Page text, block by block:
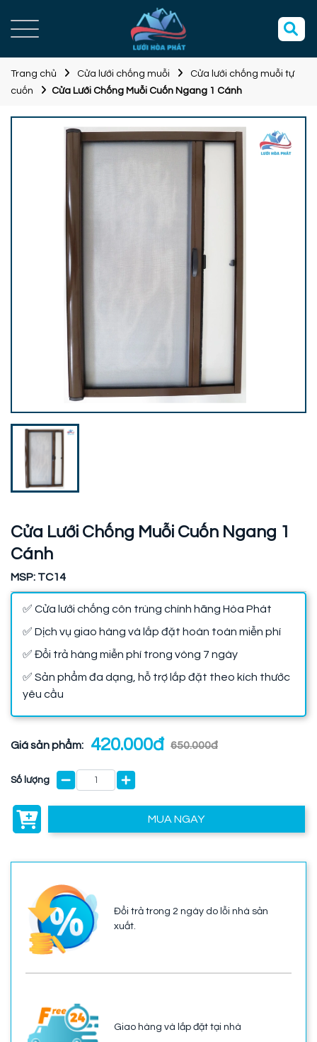
Trang chủ Cửa lưới chống muỗi
Cửa lưới chống muỗi tự
cuốn
Cửa Lưới Chống Muỗi Cuốn Ngang 1 Cánh
Cửa Lưới Chống Muỗi Cuốn Ngang 1
Cánh
MSP: TC14
✅ Cửa lưới chống côn trùng chính hãng Hòa Phát
✅ Dịch vụ giao hàng và lắp đặt hoàn toàn miễn phí
✅ Đổi trả hàng miễn phí trong vòng 7 ngày
✅ Sản phẩm đa dạng, hỗ trợ lắp đặt theo kích thước
yêu cầu
Giá sản phẩm: 420.000đ 650.000đ
Số lượng
MUA NGAY
Đổi trả trong 2 ngày do lỗi nhà sản
xuất.
Giao hàng và lắp đặt tại nhà